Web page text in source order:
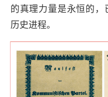
的真理力量是永恒的，
历史进程。